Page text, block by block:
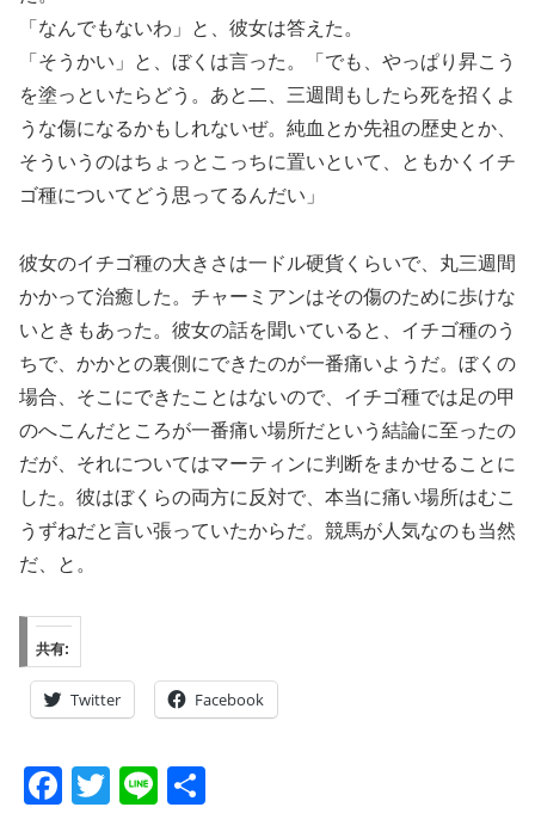
「なんでもないわ」と、彼女は答えた。
「そうかい」と、ぼくは言った。「でも、やっぱり昇こう
を塗っといたらどう。あと二、三週間もしたら死を招くよ
うな傷になるかもしれないぜ。純血とか先祖の歴史とか、
そういうのはちょっとこっちに置いといて、ともかくイチ
ゴ種についてどう思ってるんだい」
彼女のイチゴ種の大きさは一ドル硬貨くらいで、丸三週間
かかって治癒した。チャーミアンはその傷のために歩けな
いときもあった。彼女の話を聞いていると、イチゴ種のう
ちで、かかとの裏側にできたのが一番痛いようだ。ぼくの
場合、そこにできたことはないので、イチゴ種では足の甲
のへこんだところが一番痛い場所だという結論に至ったの
だが、それについてはマーティンに判断をまかせることに
した。彼はぼくらの両方に反対で、本当に痛い場所はむこ
うずねだと言い張っていたからだ。競馬が人気なのも当然
だ、と。
共有:
Twitter Facebook
F
T
Li